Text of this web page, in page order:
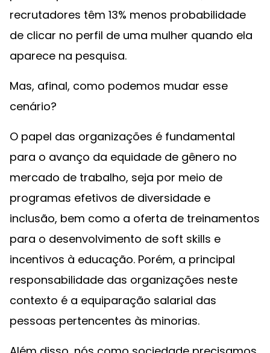
recrutadores têm 13% menos probabilidade
de clicar no perfil de uma mulher quando ela
aparece na pesquisa.
Mas, afinal, como podemos mudar esse
cenário?
O papel das organizações é fundamental
para o avanço da equidade de gênero no
mercado de trabalho, seja por meio de
programas efetivos de diversidade e
inclusão, bem como a oferta de treinamentos
para o desenvolvimento de soft skills e
incentivos à educação. Porém, a principal
responsabilidade das organizações neste
contexto é a equiparação salarial das
pessoas pertencentes às minorias.